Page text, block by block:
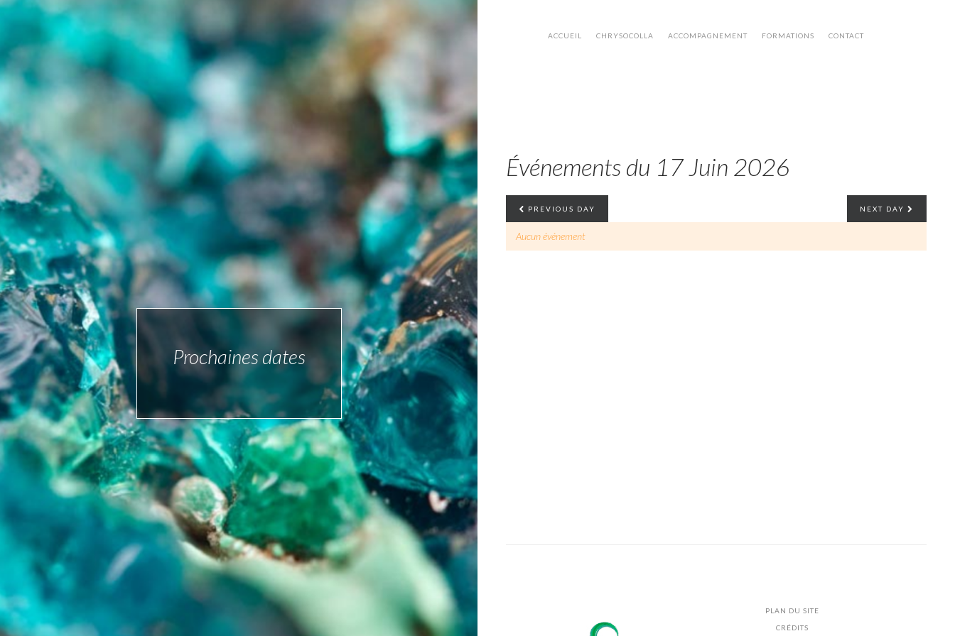
ACCUEIL CHRYSOCOLLA ACCOMPAGNEMENT FORMATIONS CONTACT
Prochaines dates
Événements du 17 Juin 2026
PREVIOUS DAY NEXT DAY
Aucun événement
PLAN DU SITE
CRÉDITS